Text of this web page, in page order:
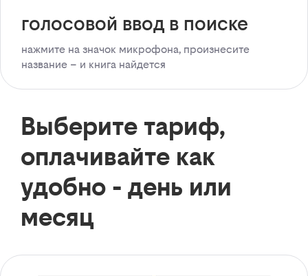
голосовой ввод в поиске
нажмите на значок микрофона, произнесите
название – и книга найдется
Выберите тариф,
оплачивайте как
удобно - день или
месяц